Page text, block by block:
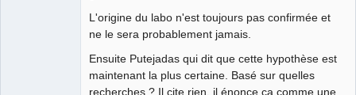
L'origine du labo n'est toujours pas confirmée et
ne le sera probablement jamais.
Ensuite Putejadas qui dit que cette hypothèse est
maintenant la plus certaine. Basé sur quelles
recherches ? Il cite rien, il énonce ça comme une